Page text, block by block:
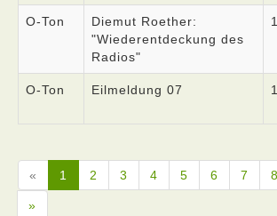
O-Ton
Diemut Roether:
"Wiederentdeckung des
Radios"
O-Ton Eilmeldung 07
« 1 2 3 4 5 6 7 8
»